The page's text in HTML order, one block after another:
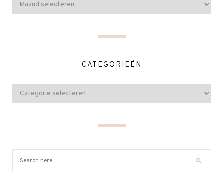
CATEGORIEËN